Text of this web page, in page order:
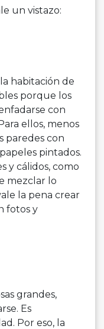
un vistazo:
habitación de
porque los
con
ellos, menos
paredes con
pintados.
y cálidos, como
mezclar lo
la pena crear
fotos y
grandes,
Es
Por eso, la